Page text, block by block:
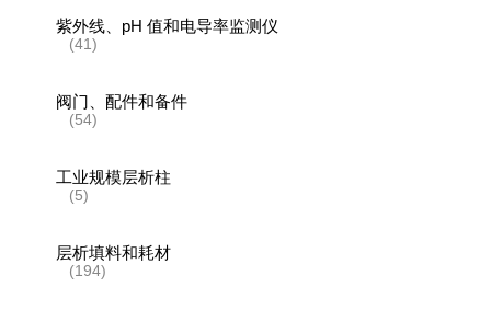
紫外线、pH 值和电导率监测仪
(41)
阀门、配件和备件
(54)
工业规模层析柱
(5)
层析填料和耗材
(194)